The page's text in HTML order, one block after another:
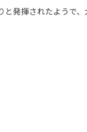
と発揮されたようで、